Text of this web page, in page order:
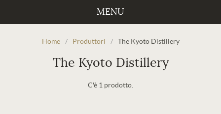
MENU
Home / Produttori / The Kyoto Distillery
The Kyoto Distillery
C'è 1 prodotto.